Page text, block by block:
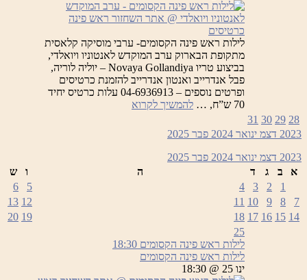
כרטיסים
לילות ראש פינה הקסומים- ערבי מוסיקה קלאסית
מתקופת הבארוק ערב המוקדש לאנטוניו ויואלדי,
בביצוע טריו Novaya Gollandiya – יוליה לוריה,
פבל אנדרייב ואנטון אנדרייב להזמנת כרטיסים
ופרטים נוספים – 04-6936913 עלות כרטיס יחיד
70 ש”ח, …
להמשיך לקרוא
28
29
30
31
2023 דצמ ינואר 2024 פבר 2025
2023 דצמ ינואר 2024 פבר 2025
א
ב ג ד ה ו
ש
1
2
3
4
5
6
7
8
9
10
11
12
13
14
15
16
17
18
19
20
25
לילות ראש פינה הקסומים 18:30
לילות ראש פינה הקסומים
ינו 25 @ 18:30